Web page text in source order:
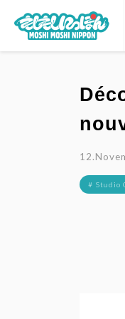
# Studio